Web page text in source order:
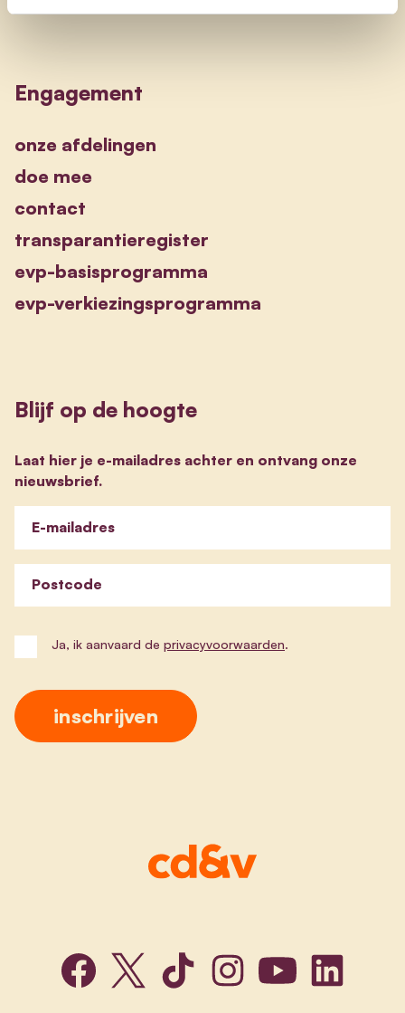
Engagement
onze afdelingen
doe mee
contact
transparantieregister
evp-basisprogramma
evp-verkiezingsprogramma
Blijf op de hoogte
Laat hier je e-mailadres achter en ontvang onze
nieuwsbrief.
E-mailadres
Postcode
Ja, ik aanvaard de privacyvoorwaarden.